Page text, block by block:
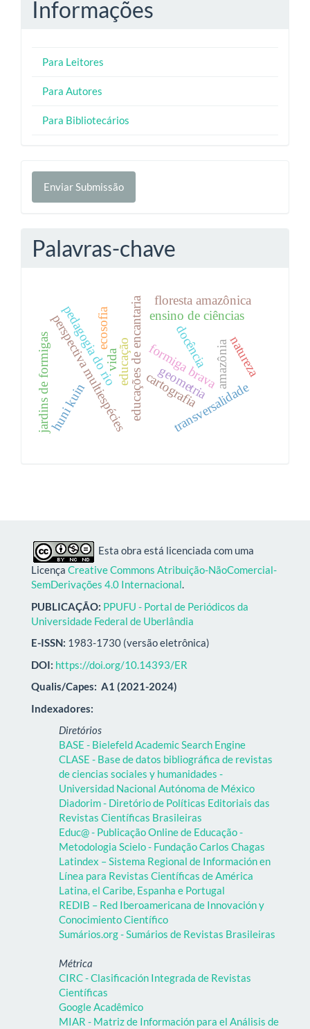
Informações
Para Leitores
Para Autores
Para Bibliotecários
Enviar
Submissão
Enviar Submissão
Palavras-chave
formiga bravaamazônia
educações de encantaria
educação
perspectiva multiespécies docência
vida
ensino de ciências
pedagogia do rio
ecosofia
transversalidade
cartografia
huni kuin
floresta amazônica
jardins de formigas natureza
geometria
Esta obra está licenciada com uma
Licença Creative Commons Atribuição-NãoComercial-
SemDerivações 4.0 Internacional.
PUBLICAÇÃO: PPUFU - Portal de Periódicos da
Universidade Federal de Uberlândia
E-ISSN: 1983-1730 (versão eletrônica)
DOI: https://doi.org/10.14393/ER
Qualis/Capes: A1 (2021-2024)
Indexadores:
Diretórios
BASE - Bielefeld Academic Search Engine
CLASE - Base de datos bibliográfica de revistas
de ciencias sociales y humanidades -
Universidad Nacional Autónoma de México
Diadorim - Diretório de Políticas Editoriais das
Revistas Científicas Brasileiras
Educ@ - Publicação Online de Educação -
Metodologia Scielo - Fundação Carlos Chagas
Latindex – Sistema Regional de Información en
Línea para Revistas Científicas de América
Latina, el Caribe, Espanha e Portugal
REDIB – Red Iberoamericana de Innovación y
Conocimiento Científico
Sumários.org - Sumários de Revistas Brasileiras
Métrica
CIRC - Clasificación Integrada de Revistas
Científicas
Google Acadêmico
MIAR - Matriz de Información para el Análisis de